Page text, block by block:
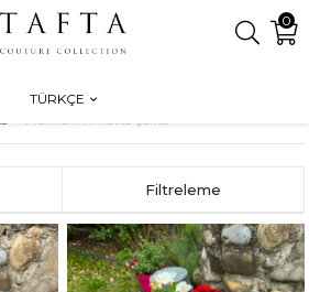
0
TÜRKÇE
Premium A+ Kalite Çanta
Filtreleme